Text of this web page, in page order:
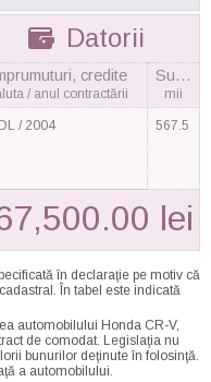
Datorii
credite
/ anul contractării
Suma
mii
/ 2004 567.5
lei
în declaraţie pe motiv că
În tabel este indicată
automobilului Honda CR-V,
de comodat. Legislaţia nu
bunurilor deţinute în folosinţă.
a automobilului.